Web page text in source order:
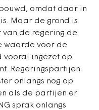
omdat daar in
Maar de grond is
van de regering de
waarde voor de
vooral ingezet op
Regeringspartijen
onlangs nog op
als de partijen er
sprak onlangs